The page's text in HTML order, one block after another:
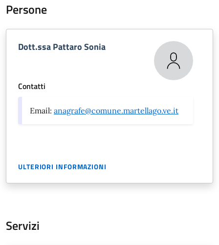
Persone
Dott.ssa Pattaro Sonia
Contatti
Email: anagrafe@comune.martellago.ve.it
ULTERIORI INFORMAZIONI
Servizi